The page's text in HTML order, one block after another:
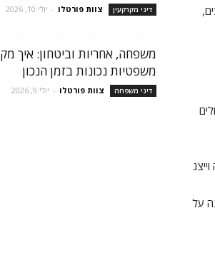
על
דיני מקרקעין צוות פורטלו - יולי 10, 2026
משפחה, אחריות וביטחון: איך
משפטיות נכונות בזמן הנכון
דיני משפחה צוות פורטלו - יולי 9, 2026